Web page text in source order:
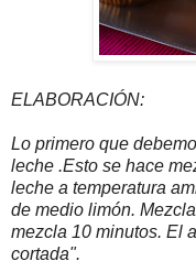
ELABORACIÓN:
Lo primero que
leche .Esto se hace
leche a temperatura
de medio limón.
mezcla 10 minutos. El
cortada".